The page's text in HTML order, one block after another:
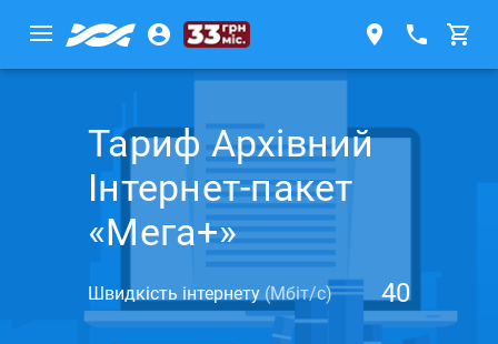
Тариф Архівний
Інтернет-пакет
«Мега+»
Швидкість інтернету (Мбіт/с) 40